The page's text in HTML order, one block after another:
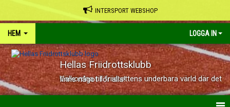
INTERSPORT WEBSHOP
HEM LOGGA IN
Hellas Friidrottsklubb
Välkomna till friidrottens underbara värld där det finns något för alla!